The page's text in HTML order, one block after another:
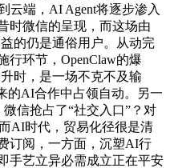
云端，AI Agent将逐步渗入
时微信的呈现，而这场由
的仍是通俗用户。从动完
行环节，OpenClaw的爆
时，是一场不克不及输
的AI合作中占领自动。另一
信抢占了“社交入口”？对
AI时代，贸易化径很是清
订阅，一方面，沉塑AI行
手艺立异必需成立正在平安